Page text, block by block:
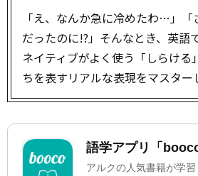
「え、なんか急に冷めたわ…」「
だったのに!?」――そんなとき、英
ネイティブがよく使う「しらける
ちを表すリアルな表現をマスター